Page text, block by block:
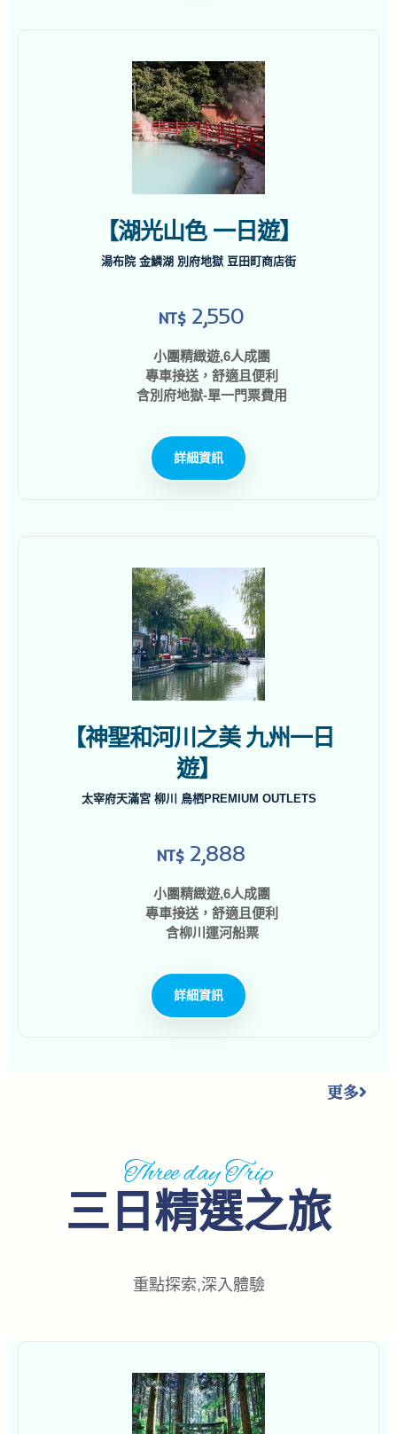
【湖光山色 一日遊】
湯布院 金鱗湖 別府地獄 豆田町商店街
NT$ 2,550
小團精緻遊,6人成團
專車接送，舒適且便利
含別府地獄-單一門票費用
詳細資訊
【神聖和河川之美 九州一日
遊】
太宰府天滿宮 柳川 鳥栖PREMIUM OUTLETS
NT$ 2,888
小團精緻遊,6人成團
專車接送，舒適且便利
含柳川運河船票
詳細資訊
更多
Three day Trip
三日精選之旅
重點探索,深入體驗